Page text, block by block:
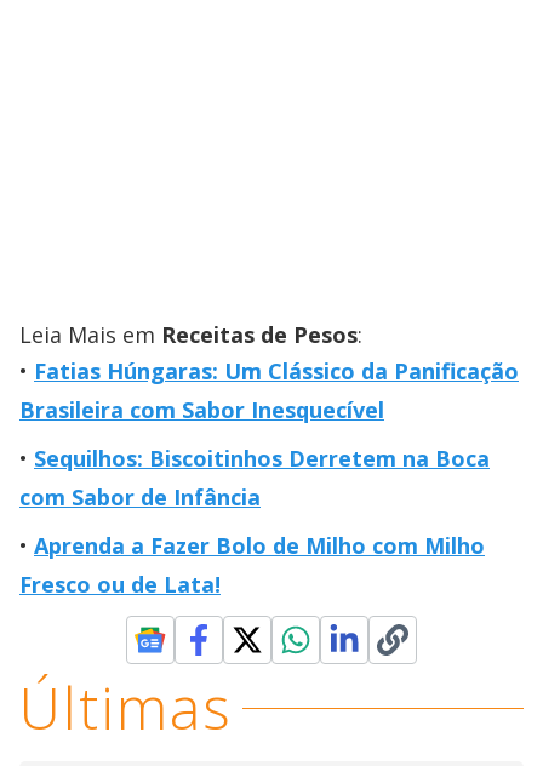
Leia Mais em Receitas de Pesos:
Fatias Húngaras: Um Clássico da Panificação
Brasileira com Sabor Inesquecível
Sequilhos: Biscoitinhos Derretem na Boca
com Sabor de Infância
Aprenda a Fazer Bolo de Milho com Milho
Fresco ou de Lata!
Últimas